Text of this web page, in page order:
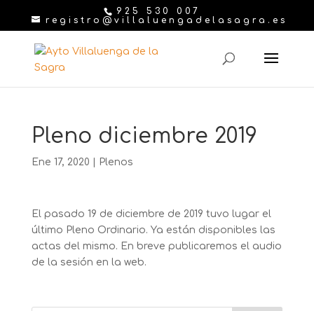
925 530 007
registro@villaluengadelasagra.es
Pleno diciembre 2019
Ene 17, 2020 Plenos
El pasado 19 de diciembre de 2019 tuvo lugar el
último Pleno Ordinario. Ya están disponibles las
actas del mismo. En breve publicaremos el audio
de la sesión en la web.